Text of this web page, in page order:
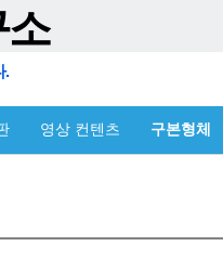
소
.
영상 컨텐츠 구본형체